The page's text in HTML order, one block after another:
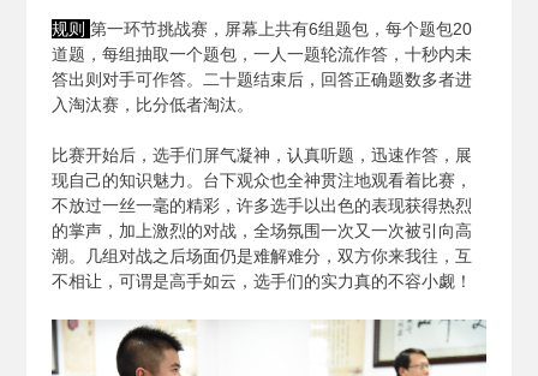
规则 第一环节挑战赛，屏幕上共有6组题包，每个题包20
道题，每组抽取一个题包，一人一题轮流作答，十秒内未
答出则对手可作答。二十题结束后，回答正确题数多者进
入淘汰赛，比分低者淘汰。
比赛开始后，选手们屏气凝神，认真听题，迅速作答，展
现自己的知识魅力。台下观众也全神贯注地观看着比赛，
不放过一丝一毫的精彩，许多选手以出色的表现获得热烈
的掌声，加上激烈的对战，全场氛围一次又一次被引向高
潮。几组对战之后场面仍是难解难分，双方你来我往，互
不相让，可谓是高手如云，选手们的实力真的不容小觑！